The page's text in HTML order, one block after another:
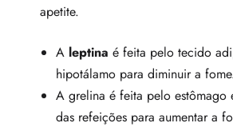
apetite.
A leptina é feita pelo tecido
hipotálamo para diminuir a
A grelina é feita pelo estômago
das refeições para aumentar a